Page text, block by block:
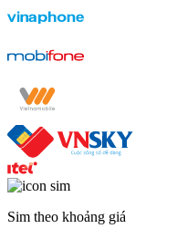
Sim theo khoảng giá